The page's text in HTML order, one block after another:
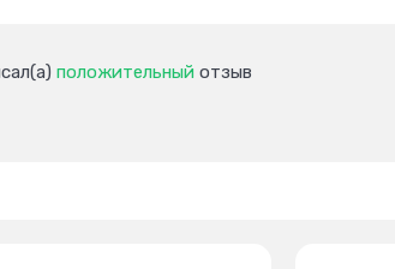
положительный отзыв